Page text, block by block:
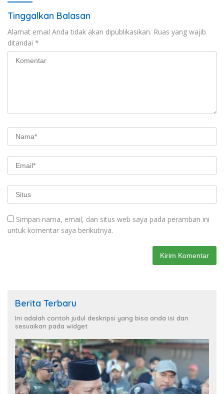
Tinggalkan Balasan
Alamat email Anda tidak akan dipublikasikan. Ruas yang wajib
ditandai *
Simpan nama, email, dan situs web saya pada peramban ini
untuk komentar saya berikutnya.
Berita Terbaru
Ini adalah contoh judul deskripsi yang bisa anda isi dan
sesuaikan pada widget